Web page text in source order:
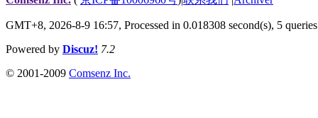
GMT+8, 2026-8-9 16:57, Processed in 0.018308 second(s), 5 queries
Powered by Discuz! 7.2
© 2001-2009 Comsenz Inc.